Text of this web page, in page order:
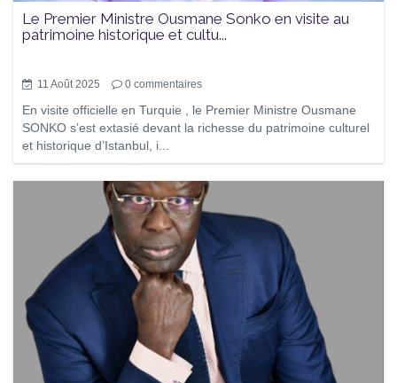
Le Premier Ministre Ousmane Sonko en visite au
patrimoine historique et cultu...
11 Août 2025 0 commentaires
En visite officielle en Turquie , le Premier Ministre Ousmane
SONKO s’est extasié devant la richesse du patrimoine culturel
et historique d’Istanbul, i...